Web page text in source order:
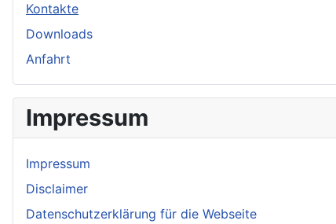
Kontakte
Downloads
Anfahrt
Impressum
Impressum
Disclaimer
Datenschutzerklärung für die Webseite